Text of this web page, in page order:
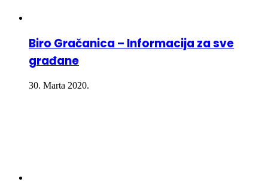
Biro Gračanica – Informacija za sve
građane
30. Marta 2020.